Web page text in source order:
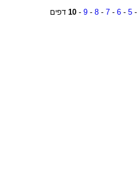
5
-
6
-
7
-
8
-
9
-
10 דפים